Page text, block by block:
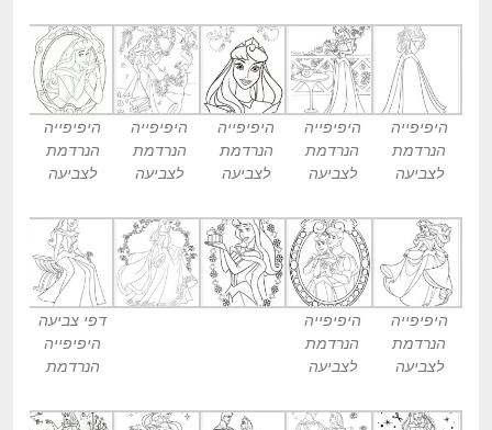
היפיפייה
הנרדמת
לצביעה
היפיפייה
הנרדמת
לצביעה
היפיפייה
הנרדמת
לצביעה
היפיפייה
הנרדמת
לצביעה
היפיפייה
הנרדמת
לצביעה
היפיפייה
הנרדמת
לצביעה
היפיפייה
הנרדמת
לצביעה
דפי צביעה
היפיפייה
הנרדמת